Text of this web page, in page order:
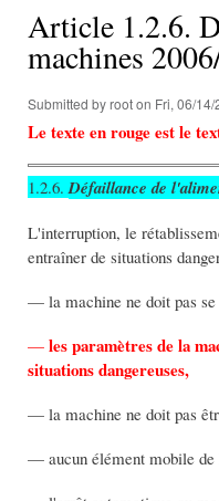
Article 1.2.6.
machines
Submitted byrooton Fri, 06/
Le texte en rouge est le
1.2.6.Défaillance de
L'interruption, le
entraîner de situations
— la machine ne doit pas
— les paramètres de la
situations dangereuses,
— la machine ne doit pas
— aucun élément mobile de